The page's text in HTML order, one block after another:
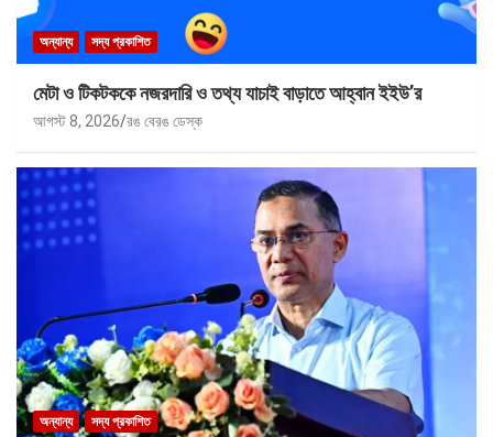
অন্যান্য সদ্য প্রকাশিত
মেটা ও টিকটককে নজরদারি ও তথ্য যাচাই বাড়াতে আহ্বান ইইউ’র
আগস্ট 8, 2026 রঙ বেরঙ ডেস্ক
অন্যান্য সদ্য প্রকাশিত